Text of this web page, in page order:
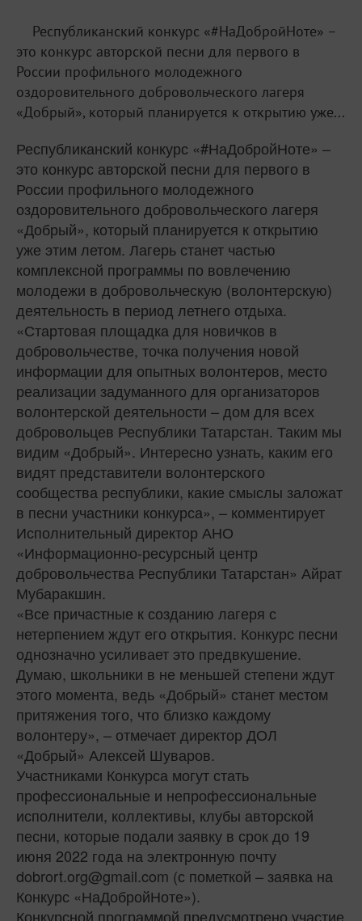
Республиканский конкурс «#НаДобройНоте» –
это конкурс авторской песни для первого в
России профильного молодежного
оздоровительного добровольческого лагеря
«Добрый», который планируется к открытию уже...
Республиканский конкурс «#НаДобройНоте» –
это конкурс авторской песни для первого в
России профильного молодежного
оздоровительного добровольческого лагеря
«Добрый», который планируется к открытию
уже этим летом. Лагерь станет частью
комплексной программы по вовлечению
молодежи в добровольческую (волонтерскую)
деятельность в период летнего отдыха.
«Стартовая площадка для новичков в
добровольчестве, точка получения новой
информации для опытных волонтеров, место
реализации задуманного для организаторов
волонтерской деятельности – дом для всех
добровольцев Республики Татарстан. Таким мы
видим «Добрый». Интересно узнать, каким его
видят представители волонтерского
сообщества республики, какие смыслы заложат
в песни участники конкурса», – комментирует
Исполнительный директор АНО
«Информационно-ресурсный центр
добровольчества Республики Татарстан» Айрат
Мубаракшин.
«Все причастные к созданию лагеря с
нетерпением ждут его открытия. Конкурс песни
однозначно усиливает это предвкушение.
Думаю, школьники в не меньшей степени ждут
этого момента, ведь «Добрый» станет местом
притяжения того, что близко каждому
волонтеру», – отмечает директор ДОЛ
«Добрый» Алексей Шуваров.
Участниками Конкурса могут стать
профессиональные и непрофессиональные
исполнители, коллективы, клубы авторской
песни, которые подали заявку в срок до 19
июня 2022 года на электронную почту
dobrort.org@gmail.com (с пометкой – заявка на
Конкурс «НаДобройНоте»).
Конкурсной программой предусмотрено участие